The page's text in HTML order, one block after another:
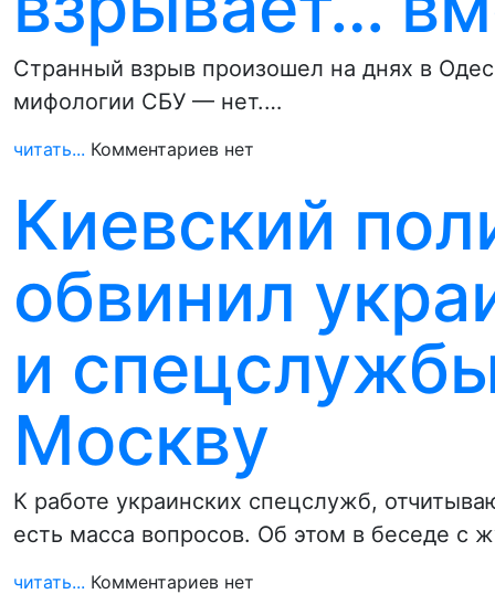
Странный взрыв произошел на днях в
мифологии СБУ — нет.…
читать... Комментариев нет
Киевский
обвинил
и
Москву
К работе украинских спецслужб,
есть масса вопросов. Об этом в беседе с
читать... Комментариев нет